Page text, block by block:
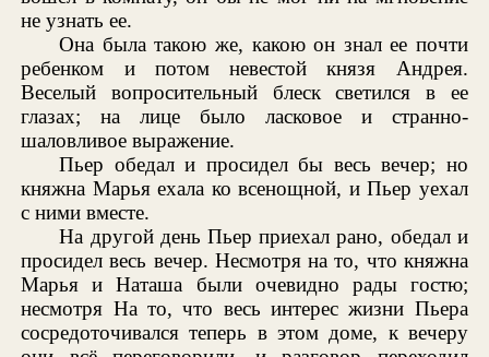
не узнать ее.
Она была такою же, какою он знал ее почти
ребенком и потом невестой князя Андрея.
Веселый вопросительный блеск светился в ее
глазах; на лице было ласковое и странно-
шаловливое выражение.
Пьер обедал и просидел бы весь вечер; но
княжна Марья ехала ко всенощной, и Пьер уехал
с ними вместе.
На другой день Пьер приехал рано, обедал и
просидел весь вечер. Несмотря на то, что княжна
Марья и Наташа были очевидно рады гостю;
несмотря На то, что весь интерес жизни Пьера
сосредоточивался теперь в этом доме, к вечеру